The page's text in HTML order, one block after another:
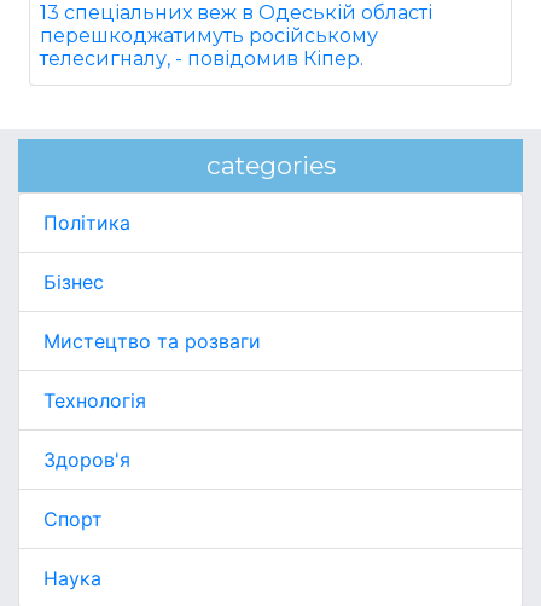
13 спеціальних веж в Одеській області
перешкоджатимуть російському
телесигналу, - повідомив Кіпер.
categories
Політика
Бізнес
Мистецтво та розваги
Технологія
Здоров'я
Спорт
Наука